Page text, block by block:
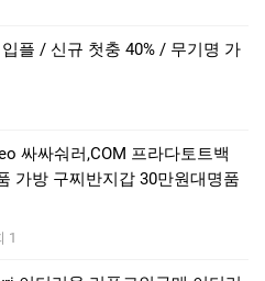
플 / 신규 첫충 40% / 무기명 가
싸싸숴러,COM 프라다토트백
가방 구찌반지갑 30만원대명품
1